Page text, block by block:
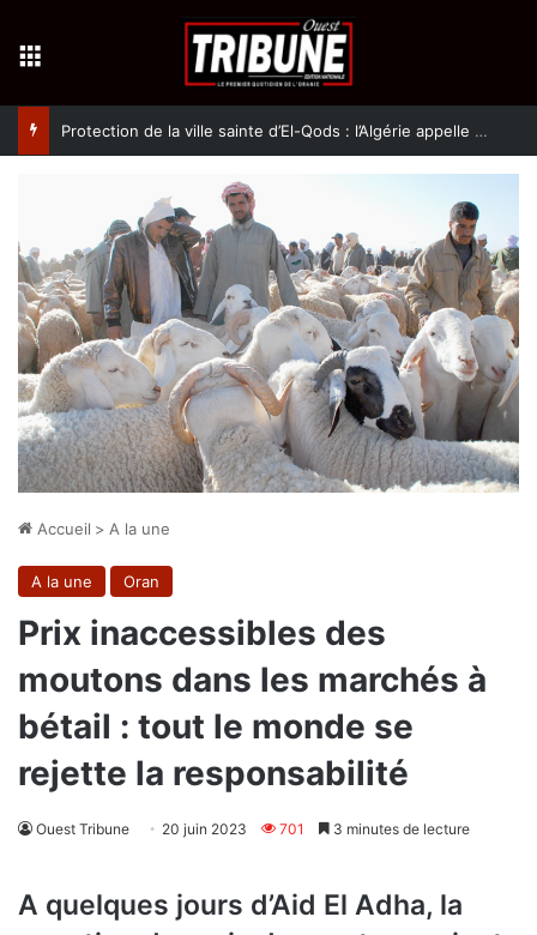
Protection de la ville sainte d’El-Qods : l’Algérie appelle à une action collective
Accueil > A la une
A la une Oran
Prix inaccessibles des
moutons dans les marchés à
bétail : tout le monde se
rejette la responsabilité
Ouest Tribune 20 juin 2023 701 3 minutes de lecture
A quelques jours d’Aid El Adha, la